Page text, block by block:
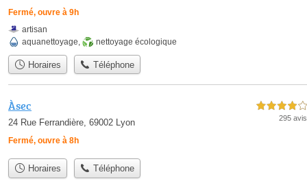
Fermé, ouvre à 9h
artisan
aquanettoyage
nettoyage écologique
Horaires Téléphone
Àsec
24 Rue Ferrandière, 69002 Lyon
Fermé, ouvre à 8h
4,0 étoiles sur 5
295 avis
Horaires Téléphone